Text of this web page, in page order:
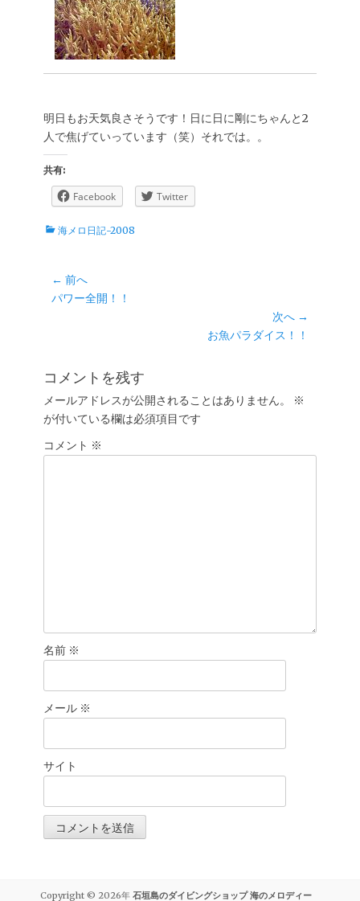
明日もお天気良さそうです！日に日に剛にちゃんと2
人で焦げていっています（笑）それでは。。
共有:
Facebook Twitter
カ 海メロ日記-2008
投
稿
ー
シ
ョ
ン
← 前へ
前
パワー全開！！
次へ →
投
お魚パラダイス！！
コメントを残す
メールアドレスが公開されることはありません。
※
が付いている欄は必須項目です
コメント ※
名前 ※
メール ※
サイト
Copyright © 2026年 石垣島のダイビングショップ 海のメロディー